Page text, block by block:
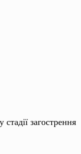
загострення